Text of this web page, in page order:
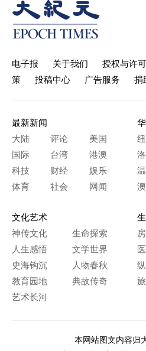
电子报 关于我们 授权与许可
策
投稿中心 广告服务 捐
最新新闻
大陆
评论
美国
国际
台湾
港澳
科技
财经
娱乐
体育
社会 网闻
文化艺术
神传文化
生命探索
人生感悟
文学世界
史海钩沉
人物春秋
教育园地
典故传奇
艺术长河
本网站图文内容归